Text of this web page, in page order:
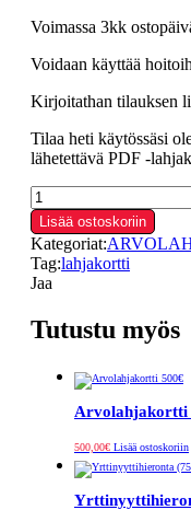
Voimassa 3kk
Voidaan käyttää
Kirjoitathan tilauksen
Tilaa heti käytössäsi
lähetettävä PDF -
Arvolahjakortti
50€
määrä
Lisää ostoskoriin
Kategoriat:
Tag:lahjakortti
Jaa
Tutustu myös
Arvolahjakortti
500,00€ Lisää ostoskoriin